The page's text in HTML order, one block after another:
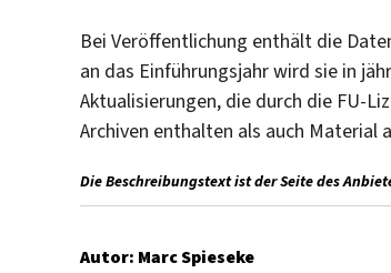
Bei Veröffentlichung enthält die
an das Einführungsjahr wird sie in
Aktualisierungen, die durch die FU-
Archiven enthalten als auch Material
Die Beschreibungstext ist der Seite des
Autor: Marc Spieseke